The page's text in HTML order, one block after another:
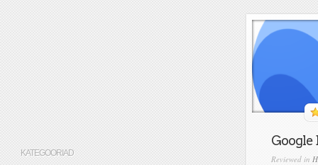
Google
Reviewed in
KATEGOORIAD